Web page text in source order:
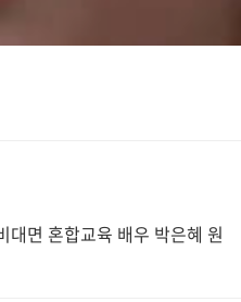
면 혼합교육 배우 박은혜 원